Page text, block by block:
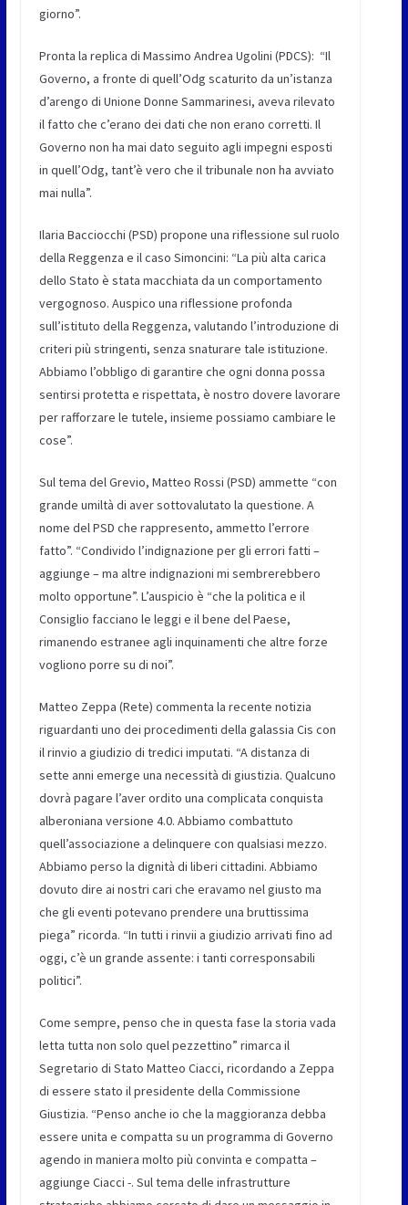
giorno”.
Pronta la replica di Massimo Andrea Ugolini (PDCS): “Il
Governo, a fronte di quell’Odg scaturito da un’istanza
d’arengo di Unione Donne Sammarinesi, aveva rilevato
il fatto che c’erano dei dati che non erano corretti. Il
Governo non ha mai dato seguito agli impegni esposti
in quell’Odg, tant’è vero che il tribunale non ha avviato
mai nulla”.
Ilaria Bacciocchi (PSD) propone una riflessione sul ruolo
della Reggenza e il caso Simoncini: “La più alta carica
dello Stato è stata macchiata da un comportamento
vergognoso. Auspico una riflessione profonda
sull’istituto della Reggenza, valutando l’introduzione di
criteri più stringenti, senza snaturare tale istituzione.
Abbiamo l’obbligo di garantire che ogni donna possa
sentirsi protetta e rispettata, è nostro dovere lavorare
per rafforzare le tutele, insieme possiamo cambiare le
cose”.
Sul tema del Grevio, Matteo Rossi (PSD) ammette “con
grande umiltà di aver sottovalutato la questione. A
nome del PSD che rappresento, ammetto l’errore
fatto”. “Condivido l’indignazione per gli errori fatti –
aggiunge – ma altre indignazioni mi sembrerebbero
molto opportune”. L’auspicio è “che la politica e il
Consiglio facciano le leggi e il bene del Paese,
rimanendo estranee agli inquinamenti che altre forze
vogliono porre su di noi”.
Matteo Zeppa (Rete) commenta la recente notizia
riguardanti uno dei procedimenti della galassia Cis con
il rinvio a giudizio di tredici imputati. “A distanza di
sette anni emerge una necessità di giustizia. Qualcuno
dovrà pagare l’aver ordito una complicata conquista
alberoniana versione 4.0. Abbiamo combattuto
quell’associazione a delinquere con qualsiasi mezzo.
Abbiamo perso la dignità di liberi cittadini. Abbiamo
dovuto dire ai nostri cari che eravamo nel giusto ma
che gli eventi potevano prendere una bruttissima
piega” ricorda. “In tutti i rinvii a giudizio arrivati fino ad
oggi, c’è un grande assente: i tanti corresponsabili
politici”.
Come sempre, penso che in questa fase la storia vada
letta tutta non solo quel pezzettino” rimarca il
Segretario di Stato Matteo Ciacci, ricordando a Zeppa
di essere stato il presidente della Commissione
Giustizia. “Penso anche io che la maggioranza debba
essere unita e compatta su un programma di Governo
agendo in maniera molto più convinta e compatta –
aggiunge Ciacci -. Sul tema delle infrastrutture